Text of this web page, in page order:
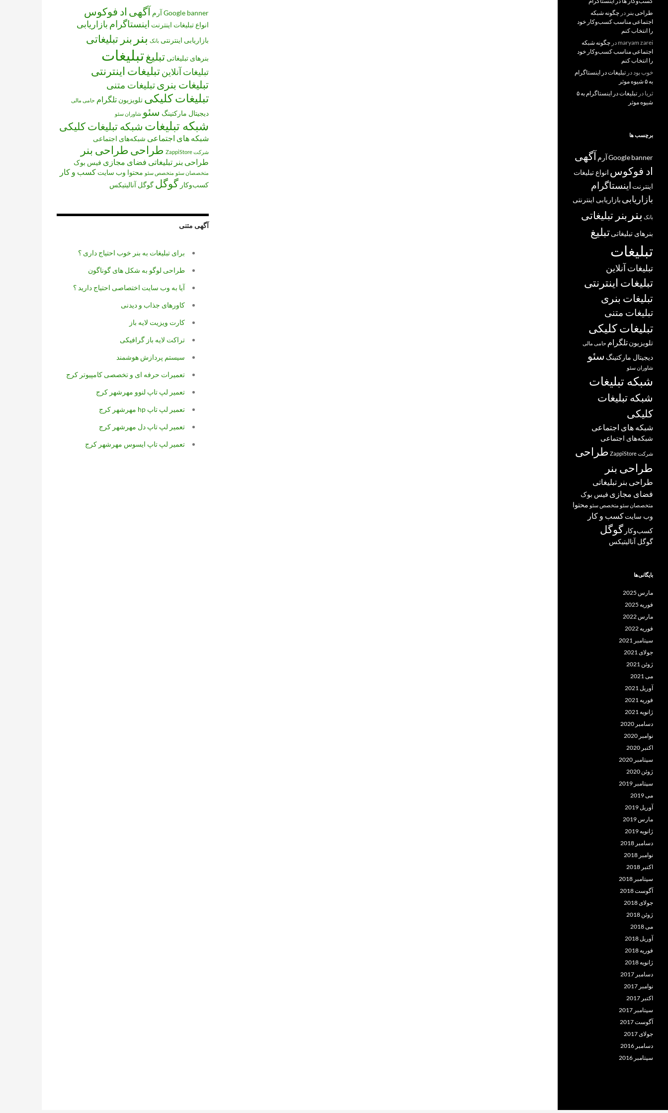
banner
Googleآرم آگهی اد فوکوس
انواع تبلیغات اینترنت اینستاگرام بازاریابی
بازاریابی اینترنتی بانک بنر بنر تبلیغاتی
بنرهای تبلیغاتی تبلیغتبلیغات
تبلیغات آنلاینتبلیغات اینترنتی
تبلیغات بنریتبلیغات متنی
تبلیغات کلیکی تلویزیون تلگرام حامی مالی
دیجیتال مارکتینگ سئو شاوران سئو
شبکه تبلیغات شبکه تبلیغات کلیکی
شبکه های اجتماعی شبکه‌های اجتماعی
شرکت ZappiStore طراحی طراحی بنر
طراحی بنر تبلیغاتی فضای مجازی فیس بوک
متخصصان سئو متخصص سئو محتوا وب سایت کسب و کار
کسب‌وکار گوگل گوگل آنالیتیکس
آگهی متنی
برای تبلیغات به بنر خوب احتیاج داری ؟
طراحی لوگو به شکل های گوناگون
آیا به وب سایت اختصاصی احتیاج دارید ؟
کاورهای جذاب و دیدنی
کارت ویزیت لایه باز
تراکت لایه باز گرافیکی
سیستم پردازش هوشمند
تعمیرات حرفه ای و تخصصی کامپیوتر کرج
تعمیر لپ تاپ لنوو مهرشهر کرج
تعمیر لپ تاپ hp مهرشهر کرج
تعمیر لپ تاپ دل مهرشهر کرج
تعمیر لپ تاپ ایسوس مهرشهر کرج
طراحی بنر در چگونه شبکه
اجتماعی مناسب کسب‌وکار خود
را انتخاب کنم
maryam zarei در چگونه شبکه
اجتماعی مناسب کسب‌وکار خود
را انتخاب کنم
خوب بوددر تبلیغات در اینستاگرام
به ۵ شیوه موثر
ثریا در
تبلیغات در اینستاگرام به ۵
شیوه موثر
برچسب ها
banner
Googleآرم آگهی
اد فوکوس انواع تبلیغات
اینترنت اینستاگرام
بازاریابی بازاریابی اینترنتی
بانک بنر بنر تبلیغاتی
بنرهای تبلیغاتیتبلیغ
تبلیغات
تبلیغات آنلاین
تبلیغات اینترنتی
تبلیغات بنری
تبلیغات متنی
تبلیغات کلیکی
تلویزیونتلگرام حامی مالی
دیجیتال مارکتینگ سئو
شاوران سئو
شبکه تبلیغات
شبکه تبلیغات
کلیکی
شبکه های اجتماعی
شبکه‌های اجتماعی
شرکت ZappiStore
طراحی
طراحی بنر
طراحی بنر تبلیغاتی
فضای مجازی فیس بوک
متخصصان سئو متخصص سئو محتوا
وب سایتکسب و کار
کسب‌وکار گوگل
گوگل آنالیتیکس
بایگانی‌ها
مارس 2025
فوریه 2025
مارس 2022
فوریه 2022
سپتامبر 2021
جولای 2021
ژوئن 2021
می 2021
آوریل 2021
فوریه 2021
ژانویه 2021
دسامبر 2020
نوامبر 2020
اکتبر 2020
سپتامبر 2020
ژوئن 2020
سپتامبر 2019
می 2019
آوریل 2019
مارس 2019
ژانویه 2019
دسامبر 2018
نوامبر 2018
اکتبر 2018
سپتامبر 2018
آگوست 2018
جولای 2018
ژوئن 2018
می 2018
آوریل 2018
فوریه 2018
ژانویه 2018
دسامبر 2017
نوامبر 2017
اکتبر 2017
سپتامبر 2017
آگوست 2017
جولای 2017
دسامبر 2016
سپتامبر 2016